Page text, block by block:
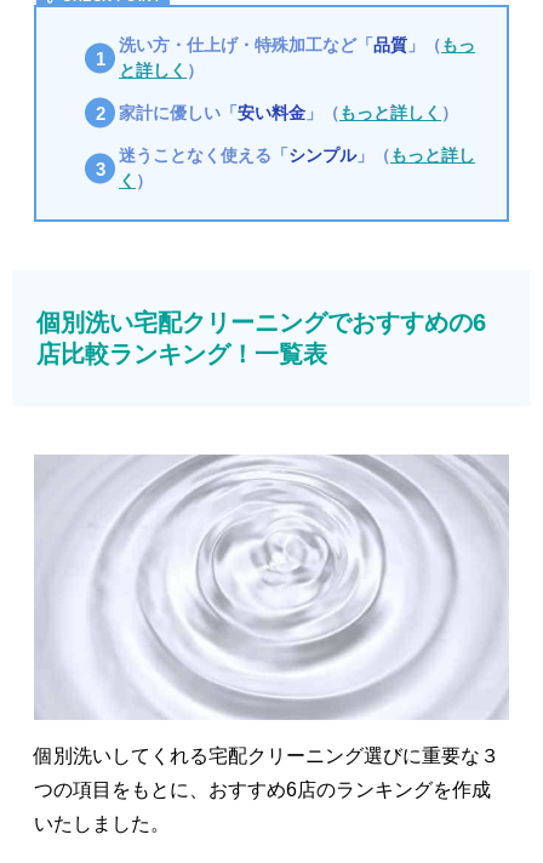
洗い方・仕上げ・特殊加工など「 品質 」（もっ
と詳しく ）
家計に優しい「 安い料金 」（もっと詳しく ）
迷うことなく使える「 シンプル」（もっと詳し
く ）
個別洗い宅配クリーニングでおすすめの6
店比較ランキング！一覧表
個別洗いしてくれる宅配クリーニング選びに重要な３
つの項目をもとに、おすすめ6店のランキングを作成
いたしました。